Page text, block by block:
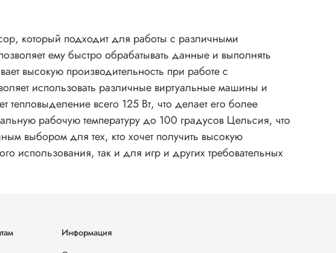
который подходит для работы с различными
ему быстро обрабатывать данные и выполнять
высокую производительность при работе с
использовать различные виртуальные машины и
всего 125 Вт, что делает его более
рабочую температуру до 100 градусов Цельсия, что
выбором для тех, кто хочет получить высокую
использования, так и для игр и других требовательных
Информация